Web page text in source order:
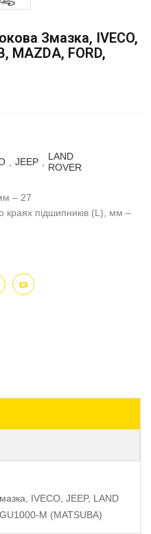
Змазка, IVECO,
MAZDA, FORD,
JEEP
LAND
ROVER
– 27
краях підшипників (L), мм –
IVECO, JEEP, LAND
M (MATSUBA)